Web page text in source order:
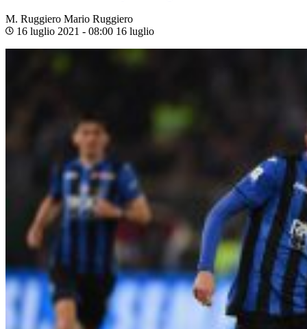
M. Ruggiero Mario Ruggiero
16 luglio 2021 - 08:00 16 luglio